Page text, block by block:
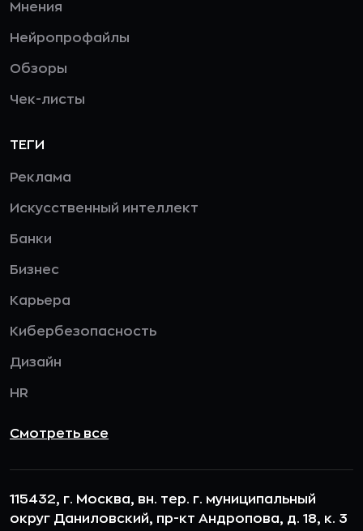
Мнения
Нейропрофайлы
Обзоры
Чек-листы
ТЕГИ
Реклама
Искусственный интеллект
Банки
Бизнес
Карьера
Кибербезопасность
Дизайн
HR
Смотреть все
115432, г. Москва, вн. тер. г. муниципальный
округ Даниловский, пр-кт Андропова, д. 18, к. 3